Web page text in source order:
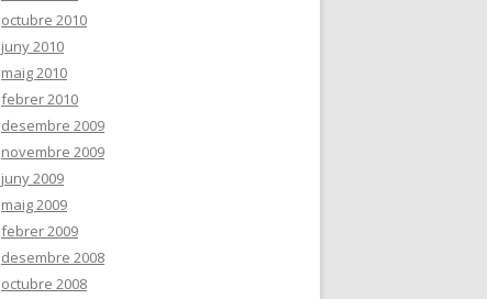
octubre 2010
juny 2010
maig 2010
febrer 2010
desembre 2009
novembre 2009
juny 2009
maig 2009
febrer 2009
desembre 2008
octubre 2008